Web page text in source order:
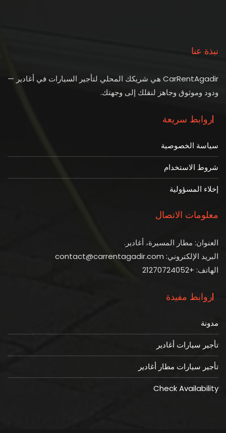
نبذة عنا
CarRentAgadir هي شريكك المحلي لتأجير السيارات في أغادير —
ودود وموثوق وجاهز لنقلك إلى وجهتك.
روابط سريعة
سياسة الخصوصية
شروط الاستخدام
إخلاء المسؤولية
معلومات الاتصال
العنوان: مطار المسيرة، أغادير.
البريد الإلكتروني: contact@carrentagadir.com
الهاتف: +21270724052
روابط مفيدة
مدونة
تأجير سيارات أغادير
تأجير سيارات مطار أغادير
Check Availability